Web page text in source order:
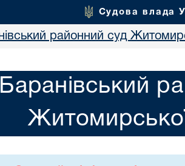
Судова влада
районний суд
Баранівський